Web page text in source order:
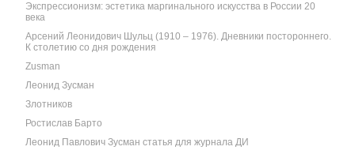
Экспрессионизм: эстетика маргинального искусства в России 20
века
Арсений Леонидович Шульц (1910 – 1976). Дневники постороннего.
К столетию со дня рождения
Zusman
Леонид Зусман
Злотников
Ростислав Барто
Леонид Павлович Зусман статья для журнала ДИ